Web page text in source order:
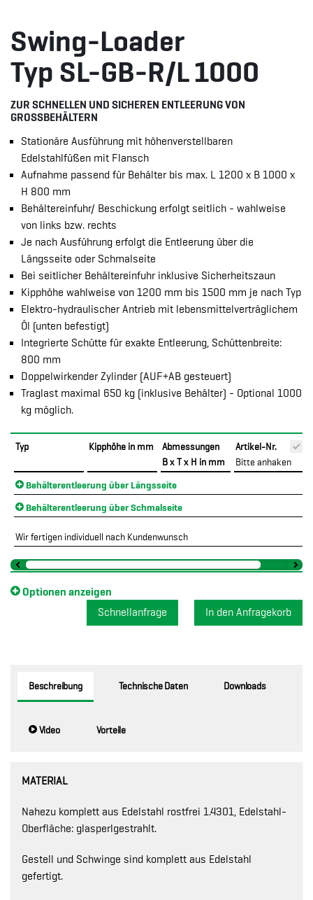
Swing-Loader
Typ SL-GB-R/L 1000
ZUR SCHNELLEN UND SICHEREN ENTLEERUNG VON
GROSSBEHÄLTERN
Stationäre Ausführung mit höhenverstellbaren
Edelstahlfüßen mit Flansch
Aufnahme passend für Behälter bis max. L 1200 x B 1000 x
H 800 mm
Behältereinfuhr/ Beschickung erfolgt seitlich - wahlweise
von links bzw. rechts
Je nach Ausführung erfolgt die Entleerung über die
Längsseite oder Schmalseite
Bei seitlicher Behältereinfuhr inklusive Sicherheitszaun
Kipphöhe wahlweise von 1200 mm bis 1500 mm je nach Typ
Elektro-hydraulischer Antrieb mit lebensmittelverträglichem
Öl (unten befestigt)
Integrierte Schütte für exakte Entleerung, Schüttenbreite:
800 mm
Doppelwirkender Zylinder (AUF+AB gesteuert)
Traglast maximal 650 kg (inklusive Behälter) - Optional 1000
kg möglich.
Typ Kipphöhe in mm
Abmessungen
B x T x H in mm
Artikel-Nr.
Bitte anhaken
Behälterentleerung über Längsseite
Behälterentleerung über Schmalseite
Wir fertigen individuell nach Kundenwunsch
Optionen anzeigen
Schnellanfrage
Beschreibung Technische Daten Downloads
Video Vorteile
MATERIAL
Nahezu komplett aus Edelstahl rostfrei 1.4301, Edelstahl-
Oberfläche: glasperlgestrahlt.
Gestell und Schwinge sind komplett aus Edelstahl
gefertigt.